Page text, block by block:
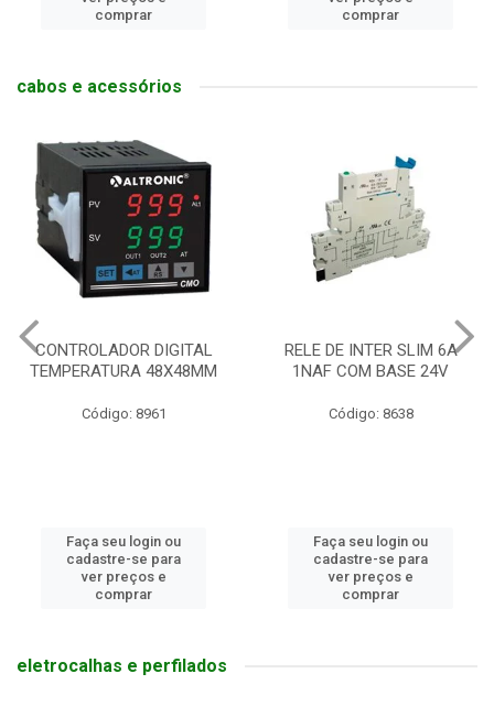
comprar
comprar
cabos e acessórios
CONTROLADOR DIGITAL
TEMPERATURA 48X48MM
Código: 8961
Faça seu login ou
cadastre-se para
ver preços e
comprar
RELE DE INTER SLIM 6A
1NAF COM BASE 24V
Código: 8638
Faça seu login ou
cadastre-se para
ver preços e
comprar
eletrocalhas e perfilados